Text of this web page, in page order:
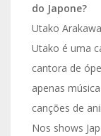
do Japone?
Utako
Utako é uma
cantora de
apenas
canções de
Nos shows